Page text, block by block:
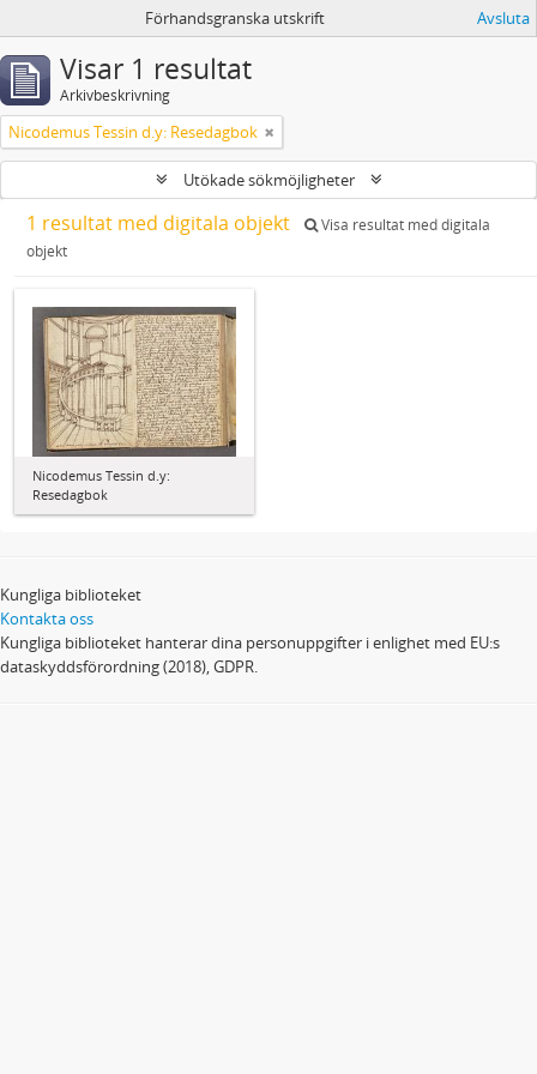
Förhandsgranska utskrift Avsluta
Visar 1 resultat
Arkivbeskrivning
Nicodemus Tessin d.y: Resedagbok
Utökade sökmöjligheter
1 resultat med digitala objekt
Visa resultat med digitala
objekt
Nicodemus Tessin d.y:
Resedagbok
Kungliga biblioteket
Kontakta oss
Kungliga biblioteket hanterar dina personuppgifter i enlighet med EU:s
dataskyddsförordning (2018), GDPR.